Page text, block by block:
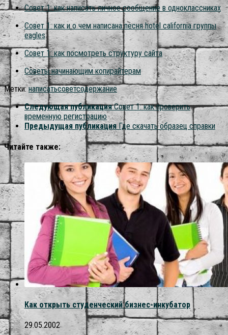
Совет 1: как написать личное сообщение в одноклассниках
Совет 1: как и о чем написана песня hotel california группы
eagles
Совет 1: как посмотреть структуру сайта
Советы начинающим копирайтерам
Метки: написатьсоветсодержание
Следующая публикация Совет 1: как проверить
временную регистрацию
Предыдущая публикация Где скачать образец справки
Читайте также:
Как открыть студенческий бизнес-инкубатор
29.05.2002